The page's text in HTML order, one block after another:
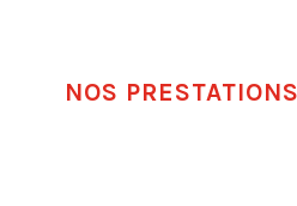
NOS